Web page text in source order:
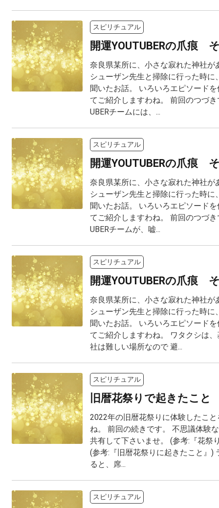
スピリチュアル
開運YOUTUBERの爪痕
奈良県某所に、小さな寂れた神社が
シューザン先生と掃除に行った時に
聞いたお話。 いろいろエピソード
てご紹介しますわね。 前回のつづき
UBERチームには、...
スピリチュアル
開運YOUTUBERの爪痕
奈良県某所に、小さな寂れた神社が
シューザン先生と掃除に行った時に
聞いたお話。 いろいろエピソード
てご紹介しますわね。 前回のつづき
UBERチームが、嘘...
スピリチュアル
開運YOUTUBERの爪痕
奈良県某所に、小さな寂れた神社が
シューザン先生と掃除に行った時に
聞いたお話。 いろいろエピソード
てご紹介しますわね。 ワタクシは
社は難しい場所なので 避...
スピリチュアル
旧暦花祭りで起きたこ
2022年の旧暦花祭りに体験したこ
ね。 前回の続きです。 不思議体験
共有して下さいませ。 (参考:『花祭
(参考:『旧暦花祭りに起きたこと』)
ると、席...
スピリチュアル